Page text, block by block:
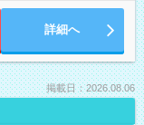
詳細へ
掲載日：2026.08.06